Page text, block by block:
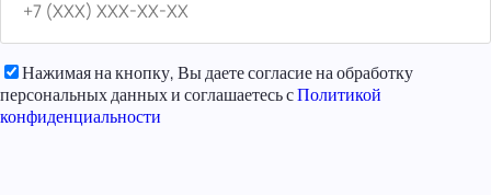
Нажимая на кнопку, Вы даете согласие на обработку
персональных данных и соглашаетесь сПолитикой
конфиденциальности